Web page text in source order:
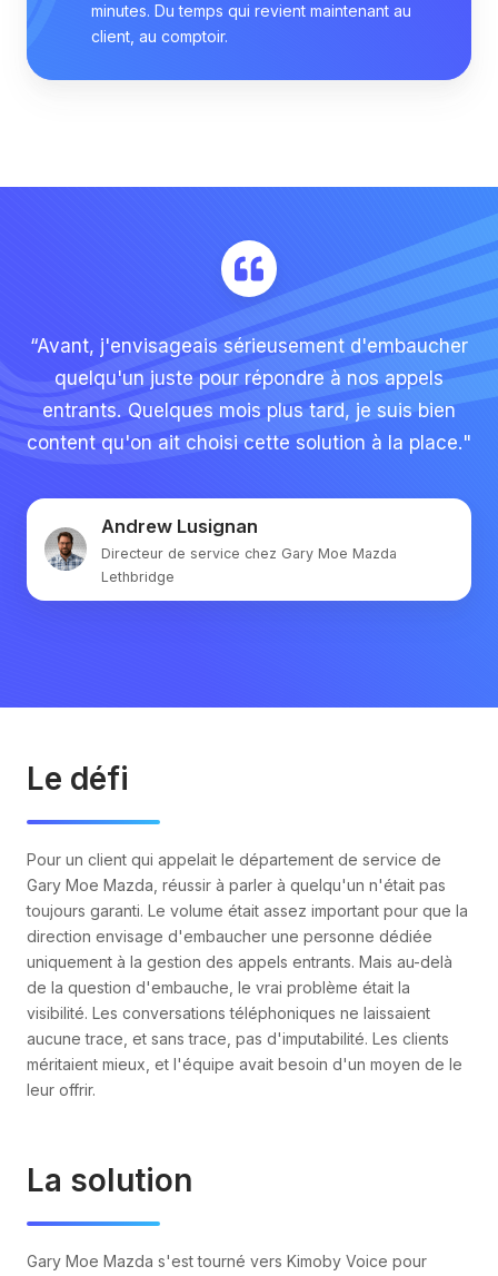
minutes. Du temps qui revient maintenant au
client, au comptoir.
“Avant, j'envisageais sérieusement d'embaucher
quelqu'un juste pour répondre à nos appels
entrants. Quelques mois plus tard, je suis bien
content qu'on ait choisi cette solution à la place."
Andrew Lusignan
Directeur de service chez Gary Moe Mazda
Lethbridge
Le défi
Pour un client qui appelait le département de service de
Gary Moe Mazda, réussir à parler à quelqu'un n'était pas
toujours garanti. Le volume était assez important pour que la
direction envisage d'embaucher une personne dédiée
uniquement à la gestion des appels entrants. Mais au-delà
de la question d'embauche, le vrai problème était la
visibilité. Les conversations téléphoniques ne laissaient
aucune trace, et sans trace, pas d'imputabilité. Les clients
méritaient mieux, et l'équipe avait besoin d'un moyen de le
leur offrir.
La solution
Gary Moe Mazda s'est tourné vers Kimoby Voice pour